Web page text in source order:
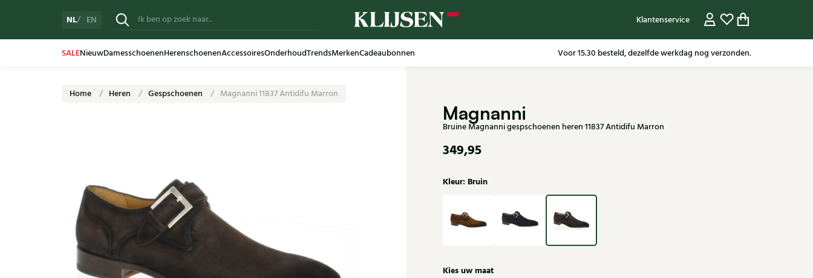
NL EN Klantenservice
SALENieuwDamesschoenenHerenschoenenAccessoiresOnderhoudTrendsMerkenCadeaubonnen Gratis verzending in NL vanaf 79,95* m.u.v sale artikelen.
Home Heren Gespschoenen Magnanni 11837 Antidifu Marron
Magnanni
Bruine Magnanni gespschoenen heren 11837 Antidifu Marron
349,95
Kleur: Bruin
Kies uw maat